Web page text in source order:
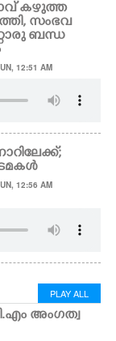
കഴുത്ത
സംഭവ
ബന്ധ
12:51 AM
12:56 AM
PLAY ALL
അംഗത്വ